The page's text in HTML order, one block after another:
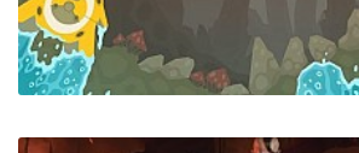
Killer Queen Black